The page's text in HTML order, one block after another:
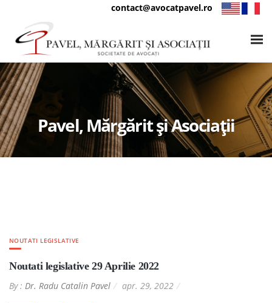
contact@avocatpavel.ro
Pavel, Mărgărit și Asociații
NOUTATI LEGISLATIVE
Noutati legislative 29 Aprilie 2022
By : Dr. Radu Catalin Pavel apr. 29, 2022